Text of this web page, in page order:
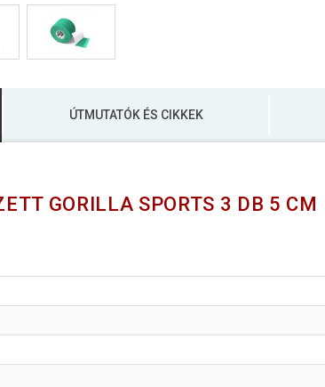
ÚTMUTATÓK ÉS CIKKEK
GORILLA SPORTS 3 DB 5 CM